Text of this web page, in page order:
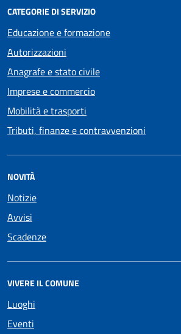
CATEGORIE DI SERVIZIO
Educazione e formazione
Autorizzazioni
Anagrafe e stato civile
Imprese e commercio
Mobilità e trasporti
Tributi, finanze e contravvenzioni
NOVITÀ
Notizie
Avvisi
Scadenze
VIVERE IL COMUNE
Luoghi
Eventi